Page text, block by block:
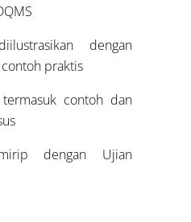
dengan
praktis
contoh dan
dengan Ujian